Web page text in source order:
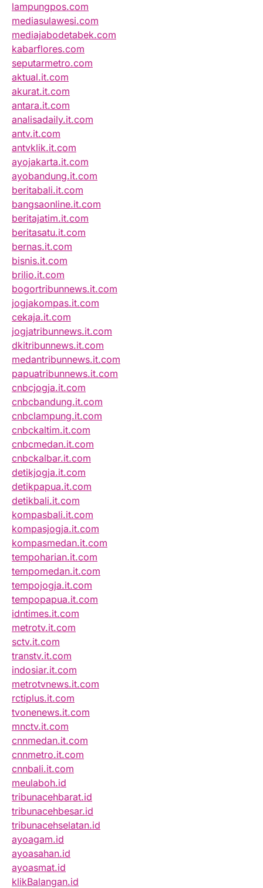
lampungpos.com
mediasulawesi.com
mediajabodetabek.com
kabarflores.com
seputarmetro.com
aktual.it.com
akurat.it.com
antara.it.com
analisadaily.it.com
antv.it.com
antvklik.it.com
ayojakarta.it.com
ayobandung.it.com
beritabali.it.com
bangsaonline.it.com
beritajatim.it.com
beritasatu.it.com
bernas.it.com
bisnis.it.com
brilio.it.com
bogortribunnews.it.com
jogjakompas.it.com
cekaja.it.com
jogjatribunnews.it.com
dkitribunnews.it.com
medantribunnews.it.com
papuatribunnews.it.com
cnbcjogja.it.com
cnbcbandung.it.com
cnbclampung.it.com
cnbckaltim.it.com
cnbcmedan.it.com
cnbckalbar.it.com
detikjogja.it.com
detikpapua.it.com
detikbali.it.com
kompasbali.it.com
kompasjogja.it.com
kompasmedan.it.com
tempoharian.it.com
tempomedan.it.com
tempojogja.it.com
tempopapua.it.com
idntimes.it.com
metrotv.it.com
sctv.it.com
transtv.it.com
indosiar.it.com
metrotvnews.it.com
rctiplus.it.com
tvonenews.it.com
mnctv.it.com
cnnmedan.it.com
cnnmetro.it.com
cnnbali.it.com
meulaboh.id
tribunacehbarat.id
tribunacehbesar.id
tribunacehselatan.id
ayoagam.id
ayoasahan.id
ayoasmat.id
klikBalangan.id